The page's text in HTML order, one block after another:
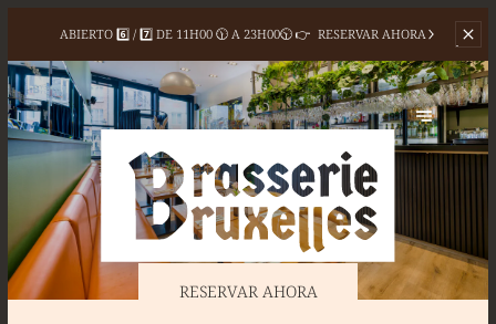
ABIERTO 6️⃣ / 7️⃣ DE 11H00 🕦 A 23H00🕥 👉 RESERVAR AHORA
RESERVAR AHORA